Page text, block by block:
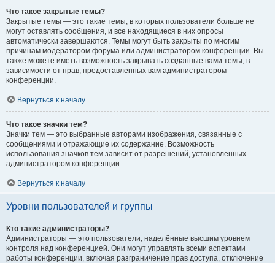
Что такое закрытые темы?
Закрытые темы — это такие темы, в которых пользователи больше не
могут оставлять сообщения, и все находящиеся в них опросы
автоматически завершаются. Темы могут быть закрыты по многим
причинам модератором форума или администратором конференции. Вы
также можете иметь возможность закрывать созданные вами темы, в
зависимости от прав, предоставленных вам администратором
конференции.
Вернуться к началу
Что такое значки тем?
Значки тем — это выбранные авторами изображения, связанные с
сообщениями и отражающие их содержание. Возможность
использования значков тем зависит от разрешений, установленных
администратором конференции.
Вернуться к началу
Уровни пользователей и группы
Кто такие администраторы?
Администраторы — это пользователи, наделённые высшим уровнем
контроля над конференцией. Они могут управлять всеми аспектами
работы конференции, включая разграничение прав доступа, отключение